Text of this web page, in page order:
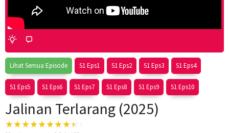
Lihat Semua Episode S1 Eps1 S1 Eps2 S1 Eps3 S1 Eps4
S1 Eps5 S1 Eps6 S1 Eps7 S1 Eps8 S1 Eps9 S1 Eps10
Jalinan Terlarang (2025)